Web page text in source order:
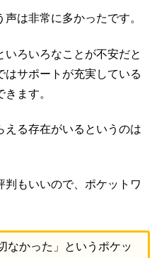
は非常に多かったです。
ろいろなことが不安だと
はサポートが充実している
ます。
える存在がいるというのは
もいいので、ポケットワ
なかった」というポケッ